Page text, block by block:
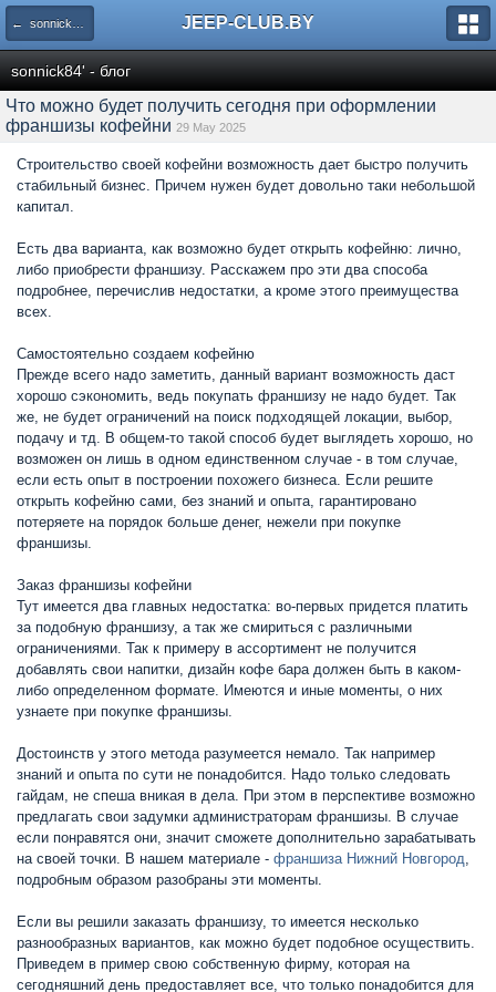
← sonnick84' - блог JEEP-CLUB.BY
sonnick84' - блог
Что можно будет получить сегодня при оформлении
франшизы кофейни 29 May 2025
Строительство своей кофейни возможность дает быстро получить
стабильный бизнес. Причем нужен будет довольно таки небольшой
капитал.
Есть два варианта, как возможно будет открыть кофейню: лично,
либо приобрести франшизу. Расскажем про эти два способа
подробнее, перечислив недостатки, а кроме этого преимущества
всех.
Самостоятельно создаем кофейню
Прежде всего надо заметить, данный вариант возможность даст
хорошо сэкономить, ведь покупать франшизу не надо будет. Так
же, не будет ограничений на поиск подходящей локации, выбор,
подачу и тд. В общем-то такой способ будет выглядеть хорошо, но
возможен он лишь в одном единственном случае - в том случае,
если есть опыт в построении похожего бизнеса. Если решите
открыть кофейню сами, без знаний и опыта, гарантировано
потеряете на порядок больше денег, нежели при покупке
франшизы.
Заказ франшизы кофейни
Тут имеется два главных недостатка: во-первых придется платить
за подобную франшизу, а так же смириться с различными
ограничениями. Так к примеру в ассортимент не получится
добавлять свои напитки, дизайн кофе бара должен быть в каком-
либо определенном формате. Имеются и иные моменты, о них
узнаете при покупке франшизы.
Достоинств у этого метода разумеется немало. Так например
знаний и опыта по сути не понадобится. Надо только следовать
гайдам, не спеша вникая в дела. При этом в перспективе возможно
предлагать свои задумки администраторам франшизы. В случае
если понравятся они, значит сможете дополнительно зарабатывать
на своей точки. В нашем материале - франшиза Нижний Новгород,
подробным образом разобраны эти моменты.
Если вы решили заказать франшизу, то имеется несколько
разнообразных вариантов, как можно будет подобное осуществить.
Приведем в пример свою собственную фирму, которая на
сегодняшний день предоставляет все, что только понадобится для